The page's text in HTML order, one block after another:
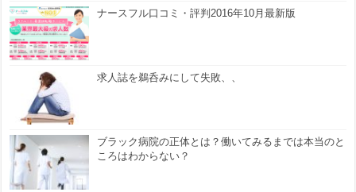
ナースフル口コミ・評判2016年10月最新版
求人誌を鵜呑みにして失敗、、
ブラック病院の正体とは？働いてみるまでは本当のと
ころはわからない？